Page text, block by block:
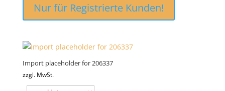
Nur für Registrierte Kunden!
Import placeholder for 206337
zzgl. MwSt.